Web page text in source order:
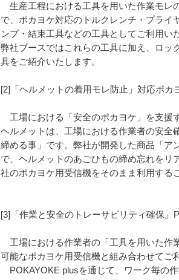
生産工程における工具を用いた作業モレ
で、ポカヨケ対応のトルクレンチ・プライ
ンプ・結束工具などの工具としてご利用い
弊社ブースではこれらの工具に加え、ロ
具をご紹介いたします。
[2]「ヘルメットの着用モレ防止」対応ポカ
工場における「安全のポカヨケ」を支援
ヘルメットは、工場における作業者の安全
締める事」です。弊社が開発した商品「
で、ヘルメットのあごひもの締め忘れを
社のポカヨケ用受信機をそのまま利用する
[3]「作業と安全のトレーサビリティ確保」
工場における作業者の「工具を用いた作
可能なポカヨケ用受信機と組み合わせてご
POKAYOKE plusを通じて、ワーク毎の